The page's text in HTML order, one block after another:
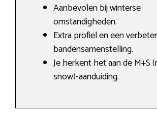
Aanbevolen bij winterse
omstandigheden.
Extra profiel en een
bandensamenstelling.
Je herkent het aan de M+S
snow)-aanduiding.